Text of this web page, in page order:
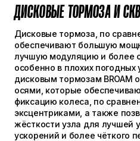
ДИСКОВЫЕ ТОРМОЗА И
Дисковые тормоза, по
обеспечивают большую
лучшую модуляцию и более
особенно в плохих
дисковым тормозам BROAM
осями, которые
фиксацию колеса, по
эксцентриками, а также
жёсткости узла для лучшей
ускорений и более чёткого